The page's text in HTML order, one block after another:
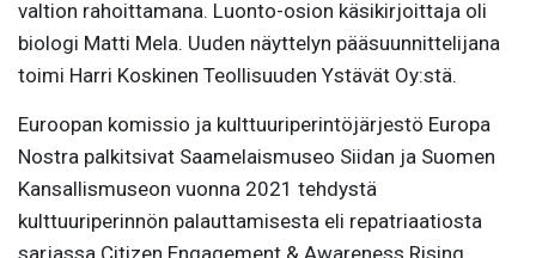
valtion rahoittamana. Luonto-osion käsikirjoittaja oli
biologi Matti Mela. Uuden näyttelyn pääsuunnittelijana
toimi Harri Koskinen Teollisuuden Ystävät Oy:stä.
Euroopan komissio ja kulttuuriperintöjärjestö Europa
Nostra palkitsivat Saamelaismuseo Siidan ja Suomen
Kansallismuseon vuonna 2021 tehdystä
kulttuuriperinnön palauttamisesta eli repatriaatiosta